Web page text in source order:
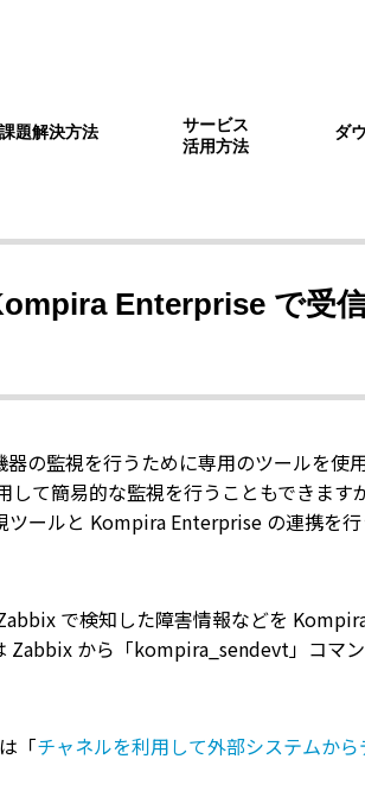
課題解決方法
サービス
活用方法
ダ
でのチケット作成を Komp
に通知する
と Google スプレッドシー
連携する
ub を
Enterprise で受
の監視を行うために専用のツールを使
て簡易的な監視を行うこともできます
ールと Kompira Enterprise の連携を
で検知した障害情報などを
から「kompira_sendevt」コマン
「チャネルを利用して外部システムか